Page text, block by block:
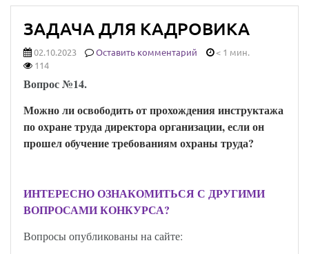
ЗАДАЧА ДЛЯ КАДРОВИКА
02.10.2023 Оставить комментарий
< 1 мин.
114
Вопрос №14.
Можно ли освободить от прохождения инструктажа
по охране труда директора организации, если он
прошел обучение требованиям охраны труда?
ИНТЕРЕСНО ОЗНАКОМИТЬСЯ С ДРУГИМИ
ВОПРОСАМИ КОНКУРСА?
Вопросы опубликованы на сайте: